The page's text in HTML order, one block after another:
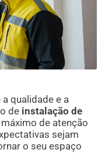
qualidade e a
de instalação de
de atenção
sejam
o seu espaço